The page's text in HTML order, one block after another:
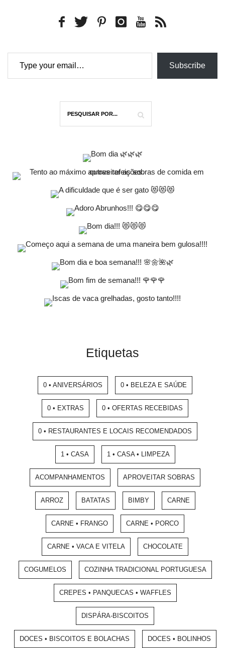
Type your email…
Subscribe
Etiquetas
0 • ANIVERSÁRIOS 0 • BELEZA E SAÚDE
0 • EXTRAS 0 • OFERTAS RECEBIDAS
0 • RESTAURANTES E LOCAIS RECOMENDADOS
1 • CASA 1 • CASA • LIMPEZA
ACOMPANHAMENTOS APROVEITAR SOBRAS
ARROZ BATATAS BIMBY CARNE
CARNE • FRANGO CARNE • PORCO
CARNE • VACA E VITELA CHOCOLATE
COGUMELOS COZINHA TRADICIONAL PORTUGUESA
CREPES • PANQUECAS • WAFFLES
DISPÁRA-BISCOITOS
DOCES • BISCOITOS E BOLACHAS DOCES • BOLINHOS